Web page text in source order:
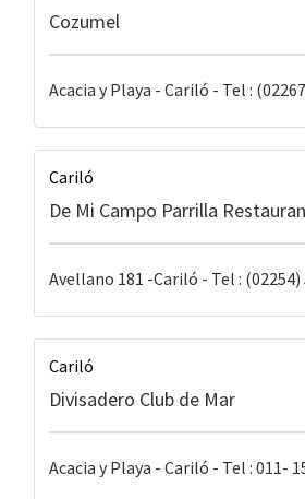
Cozumel
Acacia y Playa - Cariló - Tel :
Cariló
De Mi Campo Parrilla
Avellano 181 -Cariló - Tel : (02254)
Cariló
Divisadero Club de Mar
Acacia y Playa - Cariló - Tel : 011-